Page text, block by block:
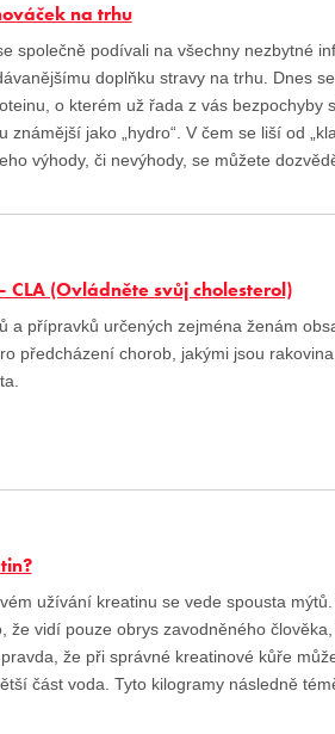
na trhu
společně podívali na všechny nezbytné
doplňku stravy na trhu. Dnes
o kterém už řada z vás bezpochyby
známější jako „hydro“. V čem se liší od
výhody, či nevýhody, se můžete
CLA (Ovládněte svůj cholesterol)
a přípravků určených zejména ženám
předcházení chorob, jakými jsou
užívání kreatinu se vede spousta
že vidí pouze obrys zavodněného
že při správné kreatinové kůře
část voda. Tyto kilogramy následně